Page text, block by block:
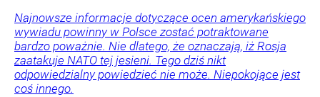
Najnowsze informacje dotyczące ocen amerykańskiego
wywiadu powinny w Polsce zostać potraktowane
bardzo poważnie. Nie dlatego, że oznaczają, iż Rosja
zaatakuje NATO tej jesieni. Tego dziś nikt
odpowiedzialny powiedzieć nie może. Niepokojące jest
coś innego.